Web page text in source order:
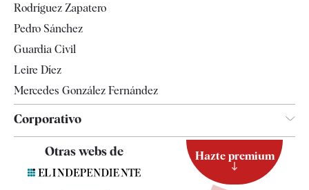
Televisión
Rodríguez Zapatero
Pedro Sánchez
Guardia Civil
Leire Díez
Mercedes González Fernández
Corporativo
Otras webs de Hazte premium